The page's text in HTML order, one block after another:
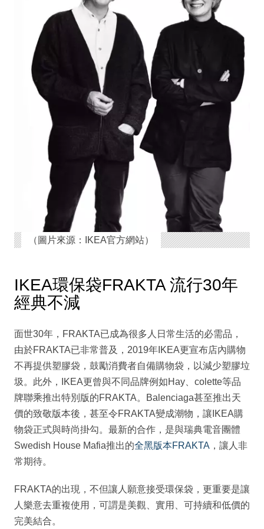
（圖片來源：IKEA官方網站）
IKEA環保袋FRAKTA 流行30年
經典不減
面世30年，FRAKTA已成為很多人日常生活的必需品，
由於FRAKTA已非常普及，2019年IKEA更宣布店內購物
不再提供塑膠袋，鼓勵消費者自備購物袋，以減少塑膠垃
圾。此外，IKEA更曾與不同品牌例如Hay、colette等品
牌聯乘推出特別版的FRAKTA。Balenciaga甚至推出天
價的致敬版本後，甚至令FRAKTA變成潮物，讓IKEA購
物袋正式與時尚掛勾。最新的合作，是與瑞典電音團體
Swedish House Mafia推出的全黑版本FRAKTA ，讓人非
常期待。
FRAKTA的出現，不但讓人願意接受環保袋，更重要是讓
人樂意去重複使用，可謂是美觀、實用、可持續和低價的
完美結合。